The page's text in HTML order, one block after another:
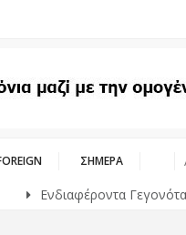
ΣΗΜΕΡΑ
Γεγονότα που